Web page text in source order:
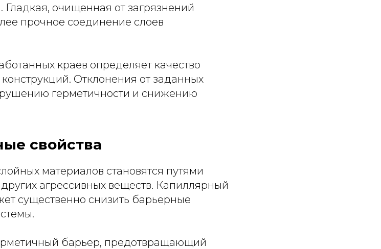
очищенная от загрязнений
прочное соединение слоев
краев определяет качество
Отклонения от заданных
герметичности и снижению
свойства
материалов становятся путями
агрессивных веществ. Капиллярный
существенно снизить барьерные
барьер, предотвращающий